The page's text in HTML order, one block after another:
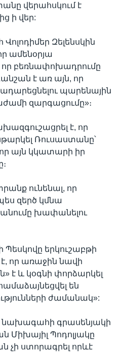
վերահսկում է
ի վեր:
Զելենսկին
ամենօրյա
որ բեռնափոխադրումը
է առ այն, որ
պարենային
զարգացումը»։
է, որ
Ռուսաստանը՝
այն կկատարի իր
ունենալ, որ
զերծ կմնա
խափանելու
Պեսկովը երկուշաբթի
է, որ առաջին նավի
է և կօգնի փորձարկել
են
ժամանակ»:
նախագահի գրասենյակի
Միխայիլ Պոդոլյակը
չի ստորագրել որևէ